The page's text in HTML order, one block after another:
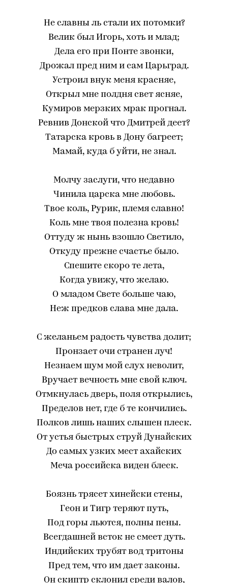
Не славны ль стали их потомки?
Велик был Игорь, хоть и млад;
Дела его при Понте звонки,
Дрожал пред ним и сам Царьград.
Устроил внук меня красняе,
Открыл мне полдня свет ясняе,
Кумиров мерзких мрак прогнал.
Ревнив Донской что Дмитрей деет?
Татарска кровь в Дону багреет;
Мамай, куда б уйти, не знал.
Молчу заслуги, что недавно
Чинила царска мне любовь.
Твое коль, Рурик, племя славно!
Коль мне твоя полезна кровь!
Оттуду ж нынь взошло Светило,
Откуду прежне счастье было.
Спешите скоро те лета,
Когда увижу, что желаю.
О младом Свете больше чаю,
Неж предков слава мне дала.
С желаньем радость чувства долит;
Пронзает очи странен луч!
Незнаем шум мой слух неволит,
Вручает вечность мне свой ключ.
Отмкнулась дверь, поля открылись,
Пределов нет, где б те кончились.
Полков лишь наших слышен плеск.
От устья быстрых струй Дунайских
До самых узких мест ахайских
Меча российска виден блеск.
Боязнь трясет хинейски стены,
Геон и Тигр теряют путь,
Под горы льются, полны пены.
Всегдашней всток не смеет дуть.
Индийских трубят вод тритоны
Пред тем, что им дает законы.
Он скиптр склонил среди валов,